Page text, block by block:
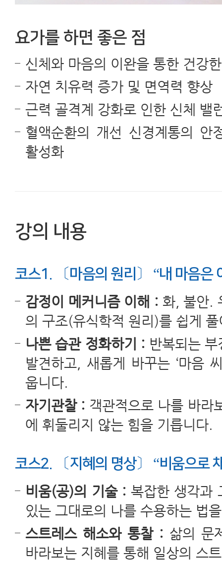
요가를 하면 좋은 점
신체와 마음의 이완을 통한 건강
자연 치유력 증가 및 면역력 향상
근력 골격계 강화로 인한 신체 밸
혈액순환의 개선 신경계통의 안
활성화
강의 내용
코스1. 〔마음의 원리〕 “내 마음은
감정이 메커니즘 이해 : 화, 불안.
의 구조(유식학적 원리)를 쉽게
나쁜 습관 정화하기 : 반복되는
발견하고, 새롭게 바꾸는 ‘마음
웁니다.
자기관찰 : 객관적으로 나를 바라
에 휘둘리지 않는 힘을 기릅니다.
코스2. 〔지혜의 명상〕 “비움으로
비움(공)의 기술 : 복잡한 생각과
있는 그대로의 나를 수용하는 법
스트레스 해소와 통찰 : 삶의 문
바라보는 지혜를 통해 일상의 스